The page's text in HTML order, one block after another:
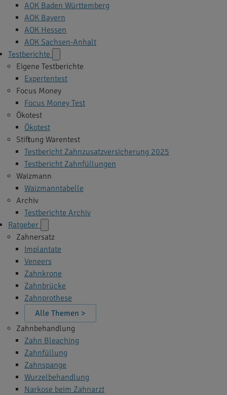
AOK Baden Württemberg
AOK Bayern
AOK Hessen
AOK Sachsen-Anhalt
Testberichte
Eigene Testberichte
Expertentest
Focus Money
Focus Money Test
Ökotest
Ökotest
Stiftung Warentest
Testbericht Zahnzusatzversicherung 2025
Testbericht Zahnfüllungen
Waizmann
Waizmanntabelle
Archiv
Testberichte Archiv
Ratgeber
Zahnersatz
Implantate
Veneers
Zahnkrone
Zahnbrücke
Zahnprothese
Alle Themen >
Zahnbehandlung
Zahn Bleaching
Zahnfüllung
Zahnspange
Wurzelbehandlung
Narkose beim Zahnarzt